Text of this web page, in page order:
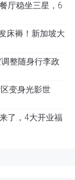
厅稳坐三星，6
床褥！新加坡大
整随身行李政
变身光影世
了，4大开业福